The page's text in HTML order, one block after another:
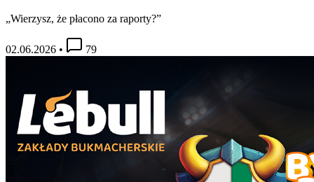
„Wierzysz, że płacono za raporty?”
02.06.2026 • 79